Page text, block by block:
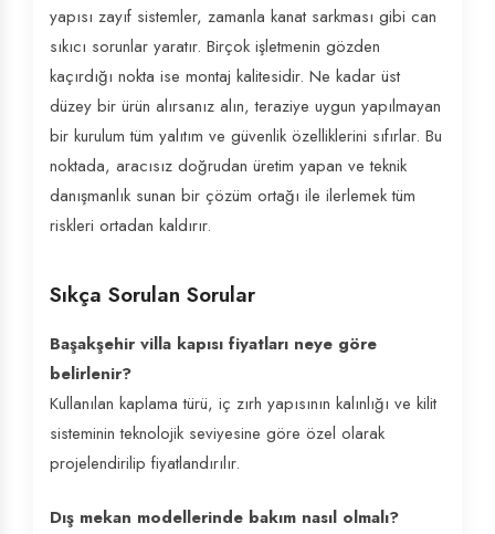
yapısı zayıf sistemler, zamanla kanat sarkması gibi can
sıkıcı sorunlar yaratır. Birçok işletmenin gözden
kaçırdığı nokta ise montaj kalitesidir. Ne kadar üst
düzey bir ürün alırsanız alın, teraziye uygun yapılmayan
bir kurulum tüm yalıtım ve güvenlik özelliklerini sıfırlar. Bu
noktada, aracısız doğrudan üretim yapan ve teknik
danışmanlık sunan bir çözüm ortağı ile ilerlemek tüm
riskleri ortadan kaldırır.
Sıkça Sorulan Sorular
Başakşehir villa kapısı fiyatları neye göre
belirlenir?
Kullanılan kaplama türü, iç zırh yapısının kalınlığı ve kilit
sisteminin teknolojik seviyesine göre özel olarak
projelendirilip fiyatlandırılır.
Dış mekan modellerinde bakım nasıl olmalı?